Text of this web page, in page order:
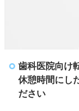
歯科医院向け
休憩時間にし
ださい